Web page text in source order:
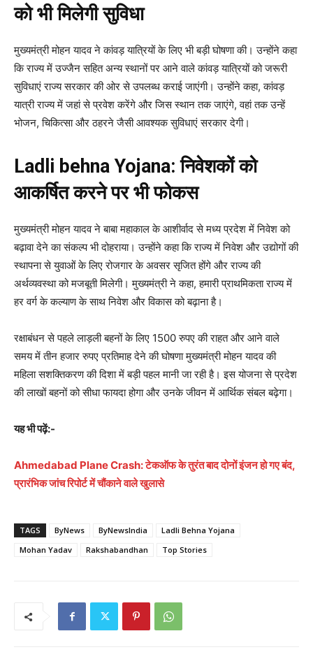
को भी मिलेगी सुविधा
मुख्यमंत्री मोहन यादव ने कांवड़ यात्रियों के लिए भी बड़ी घोषणा की। उन्होंने कहा
कि राज्य में उज्जैन सहित अन्य स्थानों पर आने वाले कांवड़ यात्रियों को जरूरी
सुविधाएं राज्य सरकार की ओर से उपलब्ध कराई जाएंगी। उन्होंने कहा, कांवड़
यात्री राज्य में जहां से प्रवेश करेंगे और जिस स्थान तक जाएंगे, वहां तक उन्हें
भोजन, चिकित्सा और ठहरने जैसी आवश्यक सुविधाएं सरकार देगी।
Ladli behna Yojana: निवेशकों को
आकर्षित करने पर भी फोकस
मुख्यमंत्री मोहन यादव ने बाबा महाकाल के आशीर्वाद से मध्य प्रदेश में निवेश को
बढ़ावा देने का संकल्प भी दोहराया। उन्होंने कहा कि राज्य में निवेश और उद्योगों की
स्थापना से युवाओं के लिए रोजगार के अवसर सृजित होंगे और राज्य की
अर्थव्यवस्था को मजबूती मिलेगी। मुख्यमंत्री ने कहा, हमारी प्राथमिकता राज्य में
हर वर्ग के कल्याण के साथ निवेश और विकास को बढ़ाना है।
रक्षाबंधन से पहले लाड़ली बहनों के लिए 1500 रुपए की राहत और आने वाले
समय में तीन हजार रुपए प्रतिमाह देने की घोषणा मुख्यमंत्री मोहन यादव की
महिला सशक्तिकरण की दिशा में बड़ी पहल मानी जा रही है। इस योजना से प्रदेश
की लाखों बहनों को सीधा फायदा होगा और उनके जीवन में आर्थिक संबल बढ़ेगा।
यह भी पढ़ें:-
Ahmedabad Plane Crash: टेकऑफ के तुरंत बाद दोनों इंजन हो गए बंद,
प्रारंभिक जांच रिपोर्ट में चौंकाने वाले खुलासे
TAGS ByNews ByNewsIndia
Ladli Behna Yojana
Mohan Yadav
Rakshabandhan Top Stories